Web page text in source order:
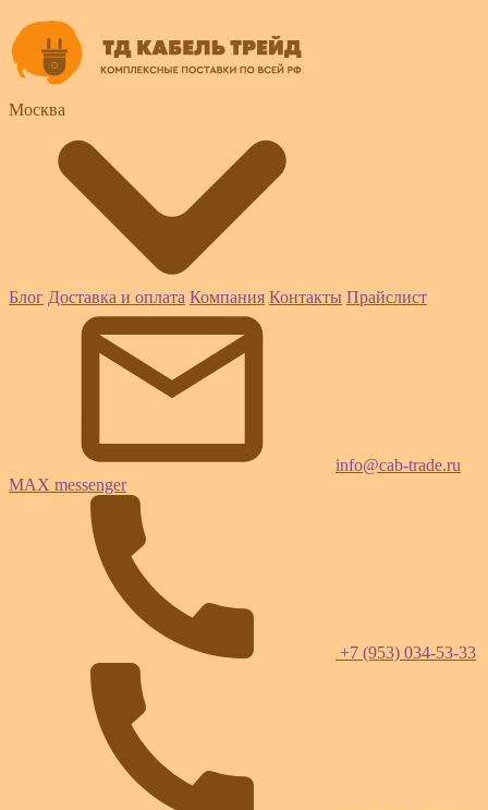
Москва
Блог Доставка и оплата Компания Контакты Прайслист
info@cab-trade.ru
MAX messenger
+7 (953) 034-53-33